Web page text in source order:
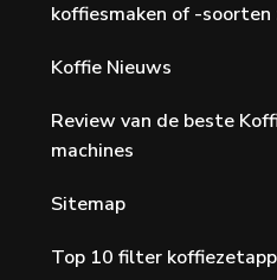
koffiesmaken of -soorten
Koffie Nieuws
Review van de beste
machines
Sitemap
Top 10 filter